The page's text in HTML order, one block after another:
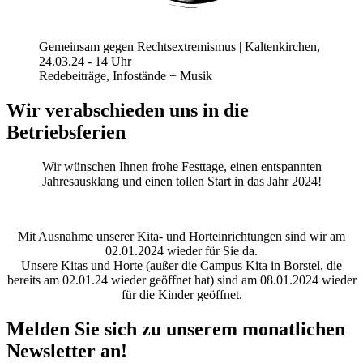
Gemeinsam gegen Rechtsextremismus | Kaltenkirchen,
24.03.24 - 14 Uhr
Redebeiträge, Infostände + Musik
Wir verabschieden uns in die
Betriebsferien
Wir wünschen Ihnen frohe Festtage, einen entspannten
Jahresausklang und einen tollen Start in das Jahr 2024!
Mit Ausnahme unserer Kita- und Horteinrichtungen sind wir am
02.01.2024 wieder für Sie da.
Unsere Kitas und Horte (außer die Campus Kita in Borstel, die
bereits am 02.01.24 wieder geöffnet hat) sind am 08.01.2024 wieder
für die Kinder geöffnet.
Melden Sie sich zu unserem monatlichen
Newsletter an!